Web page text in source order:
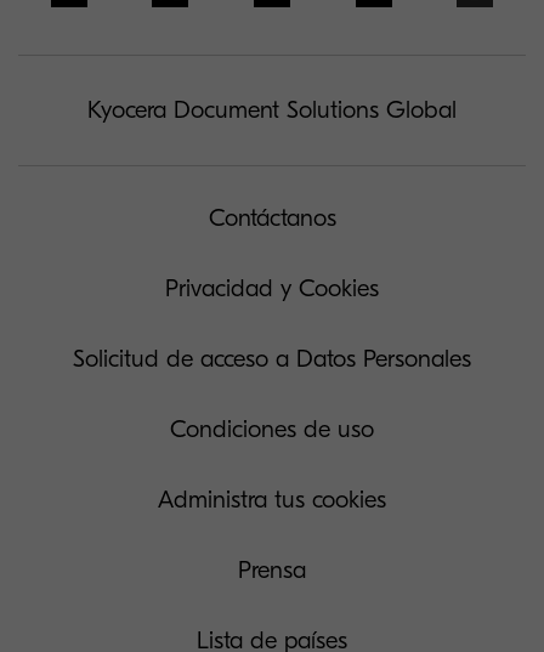
Kyocera Document Solutions Global
Contáctanos
Privacidad y Cookies
Solicitud de acceso a Datos Personales
Condiciones de uso
Administra tus cookies
Prensa
Lista de países